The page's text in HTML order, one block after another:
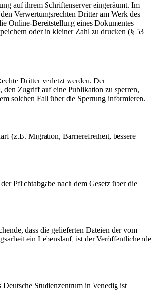
auf ihrem Schriftenserver eingeräumt. Im
Verwertungsrechten Dritter am Werk des
Online-Bereitstellung eines Dokumentes
oder in kleiner Zahl zu drucken (§ 53
Dritter verletzt werden. Der
den Zugriff auf eine Publikation zu sperren,
solchen Fall über die Sperrung informieren.
(z.B. Migration, Barrierefreiheit, bessere
Pflichtabgabe nach dem Gesetz über die
dass die gelieferten Dateien der vom
ein Lebenslauf, ist der Veröffentlichende
Studienzentrum in Venedig ist